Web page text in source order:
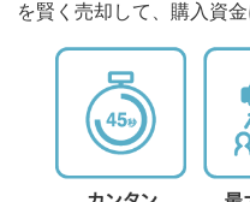
を賢く売却して、購入資